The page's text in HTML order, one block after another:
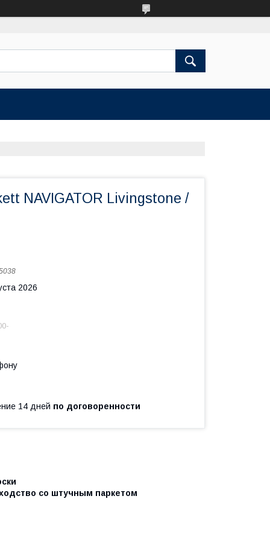
NAVIGATOR Livingstone /
2026
14 дней по договоренности
со штучным паркетом